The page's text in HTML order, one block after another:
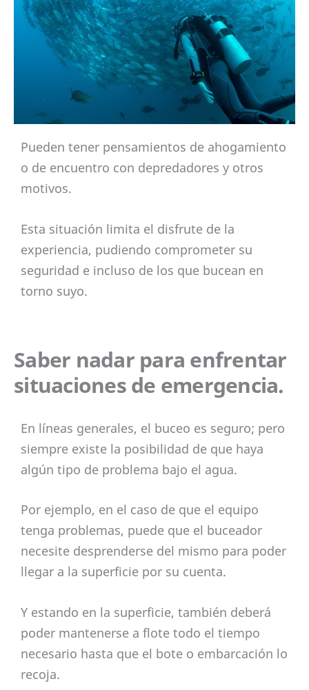
Pueden tener pensamientos de ahogamiento
o de encuentro con depredadores y otros
motivos.
Esta situación limita el disfrute de la
experiencia, pudiendo comprometer su
seguridad e incluso de los que bucean en
torno suyo.
Saber nadar para enfrentar
situaciones de emergencia.
En líneas generales, el buceo es seguro; pero
siempre existe la posibilidad de que haya
algún tipo de problema bajo el agua.
Por ejemplo, en el caso de que el equipo
tenga problemas, puede que el buceador
necesite desprenderse del mismo para poder
llegar a la superficie por su cuenta.
Y estando en la superficie, también deberá
poder mantenerse a flote todo el tiempo
necesario hasta que el bote o embarcación lo
recoja.